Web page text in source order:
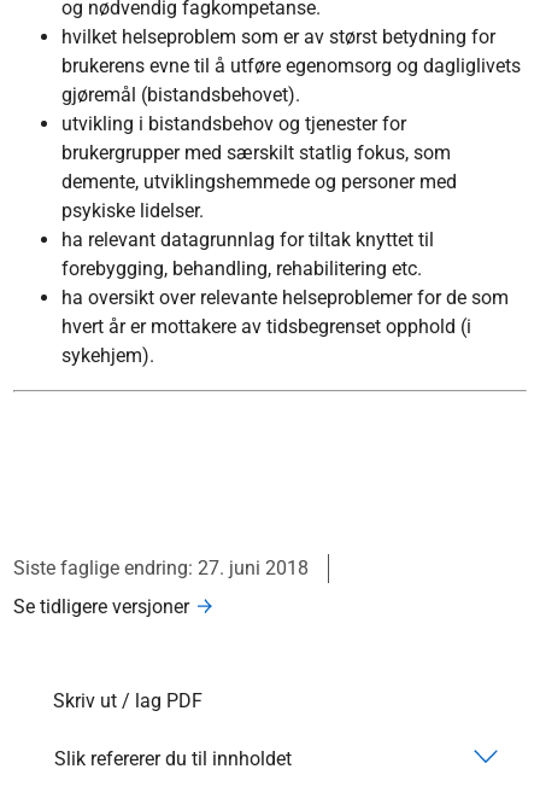
og nødvendig fagkompetanse.
hvilket helseproblem som er av størst betydning for
brukerens evne til å utføre egenomsorg og dagliglivets
gjøremål (bistandsbehovet).
utvikling i bistandsbehov og tjenester for
brukergrupper med særskilt statlig fokus, som
demente, utviklingshemmede og personer med
psykiske lidelser.
ha relevant datagrunnlag for tiltak knyttet til
forebygging, behandling, rehabilitering etc.
ha oversikt over relevante helseproblemer for de som
hvert år er mottakere av tidsbegrenset opphold (i
sykehjem).
Siste faglige endring: 27. juni 2018
Se tidligere versjoner
Skriv ut / lag PDF
Slik refererer du til innholdet